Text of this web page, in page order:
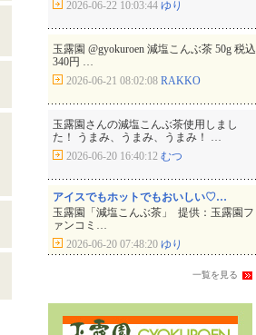
2026-06-22 10:03:44 ゆり
玉露園 @gyokuroen 減塩こんぶ茶 50g 税込
340円 …
2026-06-21 08:02:08 RAKKO
玉露園さんの減塩こんぶ茶使用しまし
た！ うまみ、うまみ、うまみ！ …
2026-06-20 16:40:12 むつ
アイスでもホットでもおいしい♡…
玉露園「減塩こんぶ茶」 提供：玉露園フ
ァンコミ…
2026-06-20 07:48:20 ゆり
一覧を見る